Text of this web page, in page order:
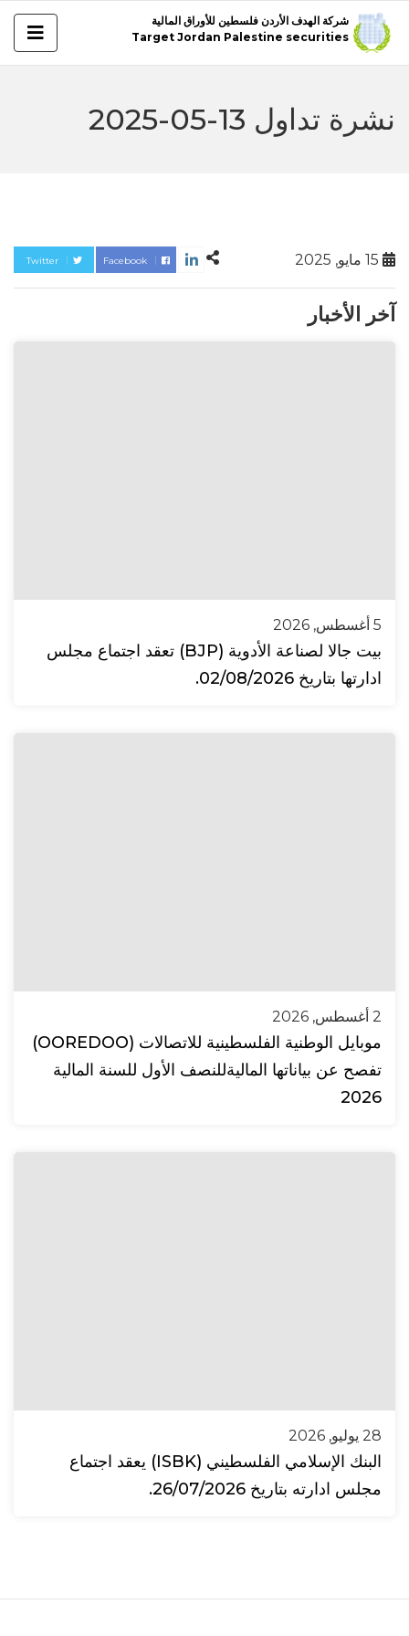
شركة الهدف الأردن فلسطين للأوراق المالية
Target Jordan Palestine securities
نشرة تداول 13-05-2025
Twitter Facebook
آخر الأخبار
5 أغسطس, 2026
بيت جالا لصناعة الأدوية (BJP) تعقد اجتماع مجلس
ادارتها بتاريخ 02/08/2026.
2 أغسطس, 2026
موبايل الوطنية الفلسطينية للاتصالات (OOREDOO)
تفصح عن بياناتها الماليةللنصف الأول للسنة المالية
2026
28 يوليو, 2026
البنك الإسلامي الفلسطيني (ISBK) يعقد اجتماع
مجلس ادارته بتاريخ 26/07/2026.